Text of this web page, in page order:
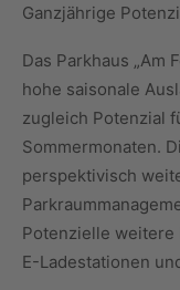
Ganzjährige
Das Parkhaus „Am
hohe saisonale
zugleich Potenzial
Sommermonaten.
perspektivisch
Potenzielle weitere
E-Ladestationen